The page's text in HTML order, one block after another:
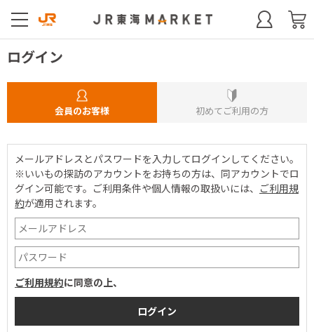
ログイン
会員のお客様 初めてご利用の方
メールアドレスとパスワードを入力してログインしてください。
※いいもの探訪のアカウントをお持ちの方は、同アカウントでロ
グイン可能です。 ご利用条件や個人情報の取扱いには、 ご利用規
約が適用されます。
ご利用規約に同意の上、